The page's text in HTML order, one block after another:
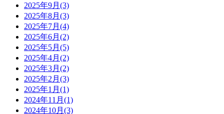
2025年9月(3)
2025年8月(3)
2025年7月(4)
2025年6月(2)
2025年5月(5)
2025年4月(2)
2025年3月(2)
2025年2月(3)
2025年1月(1)
2024年11月(1)
2024年10月(3)